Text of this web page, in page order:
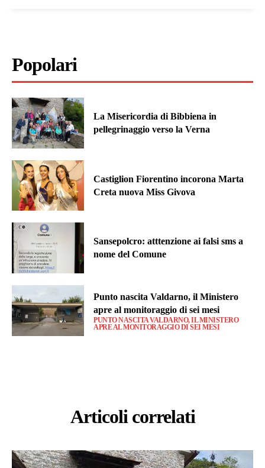
Popolari
La Misericordia di Bibbiena in
pellegrinaggio verso la Verna
Castiglion Fiorentino incorona Marta
Creta nuova Miss Givova
Sansepolcro: atttenzione ai falsi sms a
nome del Comune
Punto nascita Valdarno, il Ministero
apre al monitoraggio di sei mesi
PUNTO NASCITA VALDARNO, IL MINISTERO
APRE AL MONITORAGGIO DI SEI MESI
Articoli correlati